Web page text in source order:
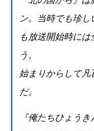
ン。当時でも珍
も放送開始時に
う。
始まりからして
だ。
『俺たちひょう